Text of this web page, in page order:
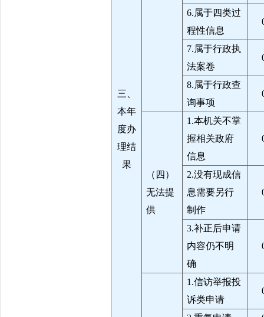
三、
本年
度办
理结
果
6.属于四类过
程性信息
7.属于行政执
法案卷
8.属于行政查
询事项
（四）
无法提
供
1.本机关不掌
握相关政府
信息
2.没有现成信
息需要另行
制作
3.补正后申请
内容仍不明
确
1.信访举报投
诉类申请